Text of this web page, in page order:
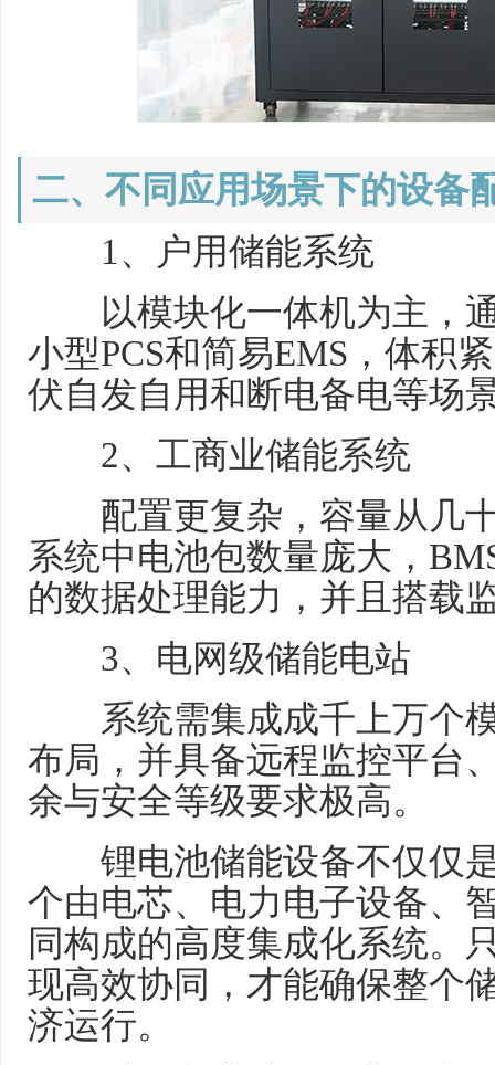
二、不同应用场景下的设备
1、户用储能系统
以模块化一体机为主，通
小型PCS和简易EMS，体积
伏自发自用和断电备电等场
2、工商业储能系统
配置更复杂，容量从几十
系统中电池包数量庞大，
的数据处理能力，并且搭载
3、电网级储能电站
系统需集成成千上万个模
布局，并具备远程监控平台
余与安全等级要求极高。
锂电池储能设备不仅仅是
个由电芯、电力电子设备、
同构成的高度集成化系统。
现高效协同，才能确保整个
济运行。